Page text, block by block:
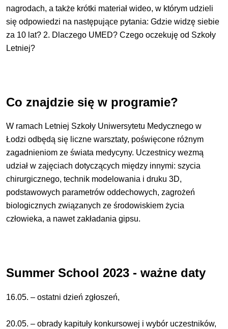
nagrodach, a także krótki materiał wideo, w którym udzieli
się odpowiedzi na następujące pytania: Gdzie widzę siebie
za 10 lat? 2. Dlaczego UMED? Czego oczekuję od Szkoły
Letniej?
Co znajdzie się w programie?
W ramach Letniej Szkoły Uniwersytetu Medycznego w
Łodzi odbędą się liczne warsztaty, poświęcone różnym
zagadnieniom ze świata medycyny. Uczestnicy wezmą
udział w zajęciach dotyczących między innymi: szycia
chirurgicznego, technik modelowania i druku 3D,
podstawowych parametrów oddechowych, zagrożeń
biologicznych związanych ze środowiskiem życia
człowieka, a nawet zakładania gipsu.
Summer School 2023 - ważne daty
16.05. – ostatni dzień zgłoszeń,
20.05. – obrady kapituły konkursowej i wybór uczestników,